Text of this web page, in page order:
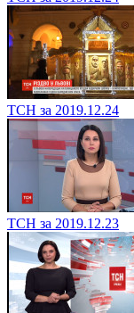
ТСН за 2019.12.24
ТСН за 2019.12.23